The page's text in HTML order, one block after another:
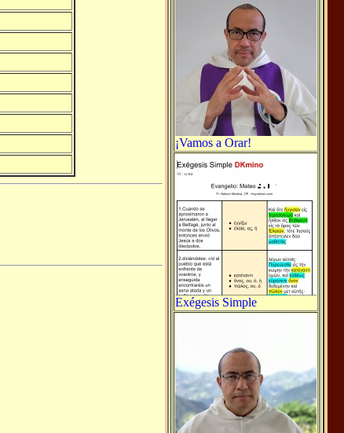
¡Vamos a Orar!
Exégesis Simple